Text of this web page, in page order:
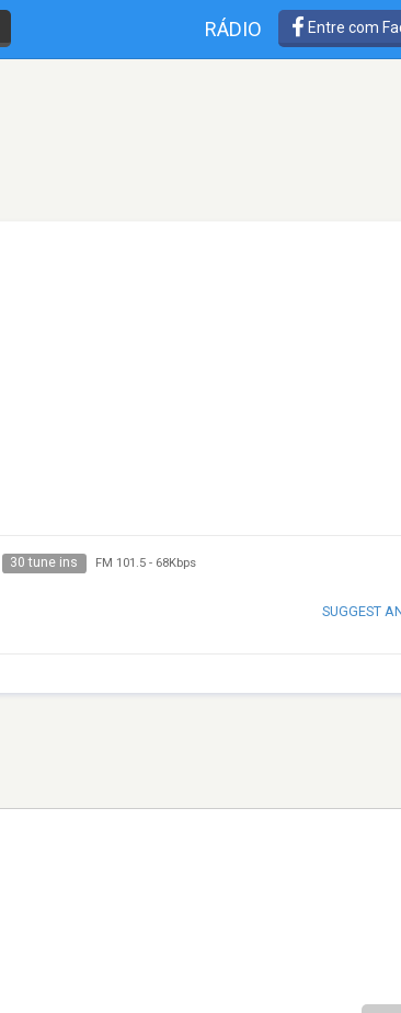
RÁDIO Entre com
30 tune ins FM 101.5- 68Kbps
SUGGEST